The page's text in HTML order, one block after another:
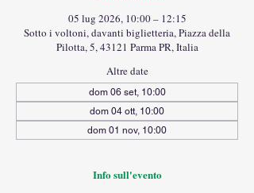
05 lug 2026, 10:00 – 12:15
Sotto i voltoni, davanti biglietteria, Piazza della
Pilotta, 5, 43121 Parma PR, Italia
Altre date
dom 06 set, 10:00
dom 04 ott, 10:00
dom 01 nov, 10:00
Info sull'evento